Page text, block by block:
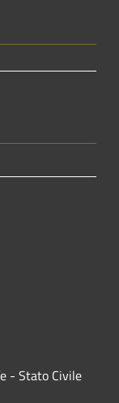
- Stato Civile